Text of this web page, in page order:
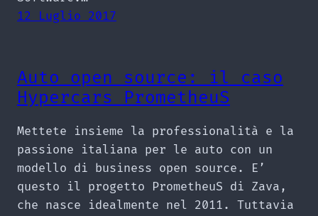
12 Luglio 2017
Auto open source: il caso
Hypercars PrometheuS
Mettete insieme la professionalità e la
passione italiana per le auto con un
modello di business open source. E’
questo il progetto PrometheuS di Zava,
che nasce idealmente nel 2011. Tuttavia